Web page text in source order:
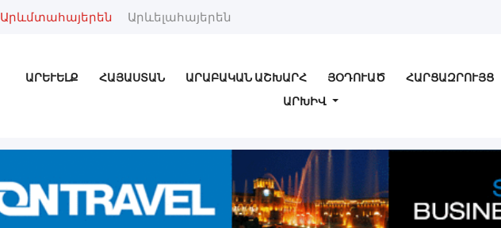
Արևմտահայերեն Արևելահայերեն
ԱՐԵՒԵԼՔ ՀԱՅԱՍՏԱՆ ԱՐԱԲԱԿԱՆ ԱՇԽԱՐՀ ՅՕԴՈՒԱԾ ՀԱՐՑԱԶՐՈՒՅՑ
ԱՐԽԻՎ